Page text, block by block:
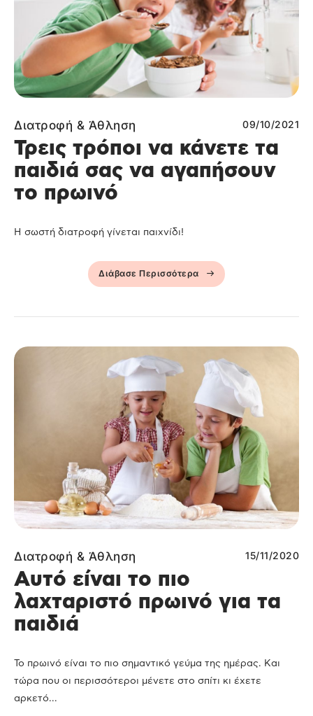
Διατροφή & Άθληση 09/10/2021
Τρεις τρόποι να κάνετε τα
παιδιά σας να αγαπήσουν
το πρωινό
Η σωστή διατροφή γίνεται παιχνίδι!
Διάβασε Περισσότερα
Διατροφή & Άθληση 15/11/2020
Αυτό είναι το πιο
λαχταριστό πρωινό για τα
παιδιά
Το πρωινό είναι το πιο σημαντικό γεύμα της ημέρας. Και
τώρα που οι περισσότεροι μένετε στο σπίτι κι έχετε
αρκετό...